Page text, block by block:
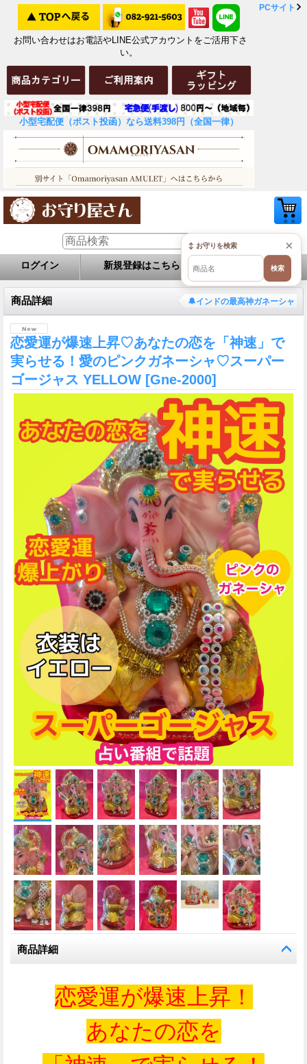
お問い合わせはお電話やLINE公式アカウントをご活用下さ
い。
小型宅配便（ポスト投函）なら送料398円（全国一律）
PCサイト
ログイン 新規登録はこちら お問い合せ
商品詳細 🔔インドの最高神ガネーシャ
恋愛運が爆速上昇♡あなたの恋を「神速」で
実らせる！愛のピンクガネーシャ♡スーパー
ゴージャス YELLOW [Gne-2000]
商品詳細
恋愛運が爆速上昇！
あなたの恋を
×
↕ お守りを検索
検索